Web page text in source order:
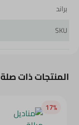
براند
SKU
المنتجات ذات صلة
17‎%‎